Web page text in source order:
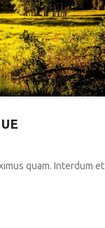
quam. Interdum et